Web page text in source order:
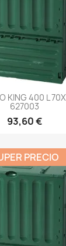
KING 400 L
627003
93,60 €
PRECIO